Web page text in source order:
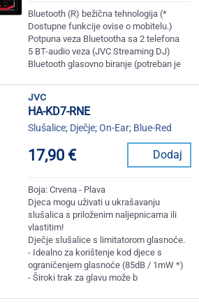
Bluetooth (R) bežična tehnologija (*
Dostupne funkcije ovise o mobitelu.)
Potpuna veza Bluetootha sa 2 telefona
5 BT-audio veza (JVC Streaming DJ)
Bluetooth glasovno biranje (potreban je
jvc
HA-KD7-RNE
Slušalice; Dječje; On-Ear; Blue-Red
17,90 € Dodaj
Boja: Crvena - Plava
Djeca mogu uživati u ukrašavanju
slušalica s priloženim naljepnicama ili
vlastitim!
Dječje slušalice s limitatorom glasnoće.
- Idealno za korištenje kod djece s
ograničenjem glasnoće (85dB / 1mW *)
- Široki trak za glavu može b